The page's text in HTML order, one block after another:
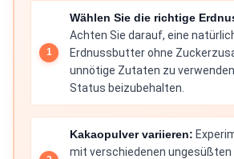
Wählen Sie die richtige
Achten Sie darauf, eine
Erdnussbutter ohne
unnötige Zutaten zu
Status beizubehalten.
Kakaopulver variieren:
mit verschiedenen ungesüßten